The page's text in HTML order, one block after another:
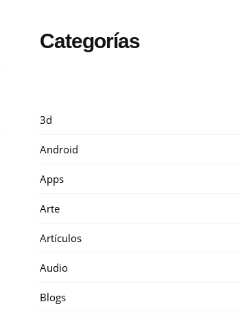
Categorías
3d
Android
Apps
Arte
Artículos
Audio
Blogs